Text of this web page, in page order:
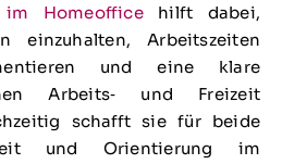
im Homeofficehilft dabei,
einzuhalten, Arbeitszeiten
und eine klare
Arbeits‑ und Freizeit
schafft sie für beide
und Orientierung im